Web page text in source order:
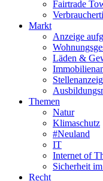
Fairtrade
Markt
Anzeige
Läden &
Themen
Natur
Klimaschutz
#Neuland
IT
Internet of
Sicherheit
Recht